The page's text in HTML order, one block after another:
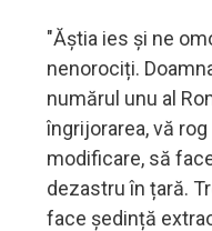
"Ăștia ies și ne
nenorociți.
numărul unu al
îngrijorarea, vă
modificare, să
dezastru în țară.
face ședință